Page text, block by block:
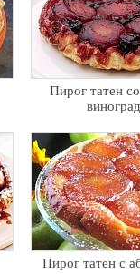
Пирог татен
Пирог татен с